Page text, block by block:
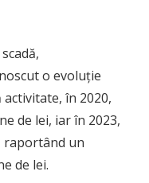
o evoluție
în 2020,
de lei, iar în 2023,
raportând un
de lei.